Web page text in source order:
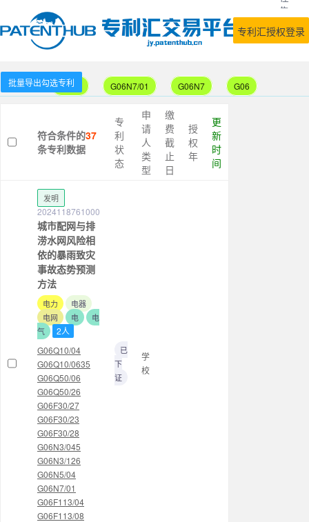
售
利
专利汇授权登录
批量导出勾选专利
G06N G06N7/01 G06N7 G06
符合条件的37
条专利数据
专
利
状
态
申
请
人
类
型
缴
费
截
止
日
授
权
年
更
新
时
间
发明
2024118761000
城市配网与排
涝水网风险相
依的暴雨致灾
事故态势预测
方法
电力
电器
电网
电
电
气
2人
G06Q10/04
G06Q10/0635
G06Q50/06
G06Q50/26
G06F30/27
G06F30/23
G06F30/28
G06N3/045
G06N3/126
G06N5/04
G06N7/01
G06F113/04
G06F113/08
已
下
证
学
校